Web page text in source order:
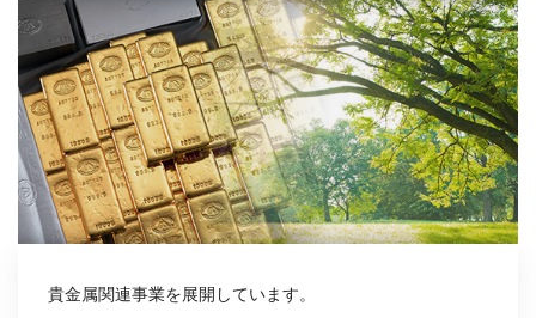
表のお知らせ
（374KB）
2026年06月30日 お知らせ
IR HANDBOOK 事業のご報告（2025年4月1日～2026年3月31
日）を掲載しました
2026年07月30日 お知らせ
展致します。
（10,471KB）
貴金属関連事業を展開しています。